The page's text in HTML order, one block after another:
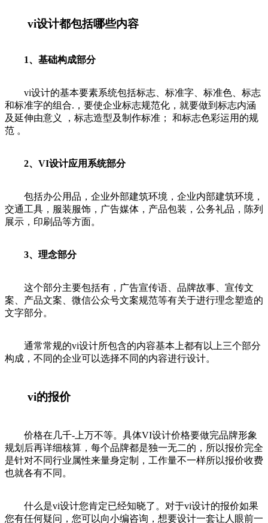
vi设计都包括哪些内容
1、基础构成部分
vi设计的基本要素系统包括标志、标准字、标准色、标志
和标准字的组合.，要使企业标志规范化，就要做到标志内涵
及延伸由意义 ，标志造型及制作标准； 和标志色彩运用的规
范 。
2、VI设计应用系统部分
包括办公用品，企业外部建筑环境，企业内部建筑环境，
交通工具，服装服饰，广告媒体，产品包装，公务礼品，陈列
展示，印刷品等方面。
3、理念部分
这个部分主要包括有，广告宣传语、品牌故事、宣传文
案、产品文案、微信公众号文案规范等有关于进行理念塑造的
文字部分。
通常常规的vi设计所包含的内容基本上都有以上三个部分
构成，不同的企业可以选择不同的内容进行设计。
vi的报价
价格在几千-上万不等。具体VI设计价格要做完品牌形象
规划后再详细核算，每个品牌都是独一无二的，所以报价完全
是针对不同行业属性来量身定制，工作量不一样所以报价收费
也就各有不同。
什么是vi设计您肯定已经知晓了。对于vi设计的报价如果
您有任何疑问，您可以向小编咨询，想要设计一套让人眼前一